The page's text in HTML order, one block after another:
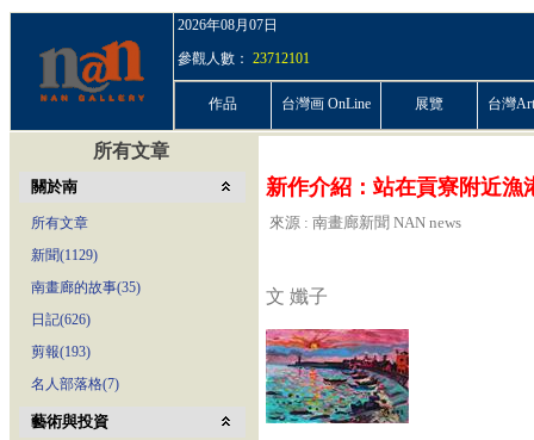
2026年08月07日
參觀人數： 23712101
作品 台灣画 OnLine 展覽 台灣
所有文章
關於南
所有文章
新聞(1129)
南畫廊的故事(35)
日記(626)
剪報(193)
名人部落格(7)
藝術與投資
新作介紹：站在貢寮附近漁
來源 : 南畫廊新聞 NAN news
文 孅子